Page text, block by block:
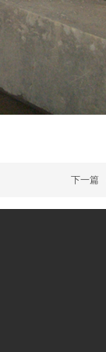
下一篇